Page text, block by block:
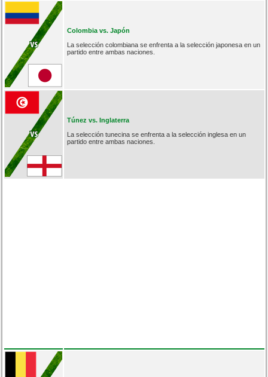
Colombia vs. Japón
La selección colombiana se enfrenta a la selección japonesa en un
partido entre ambas naciones.
Túnez vs. Inglaterra
La selección tunecina se enfrenta a la selección inglesa en un
partido entre ambas naciones.